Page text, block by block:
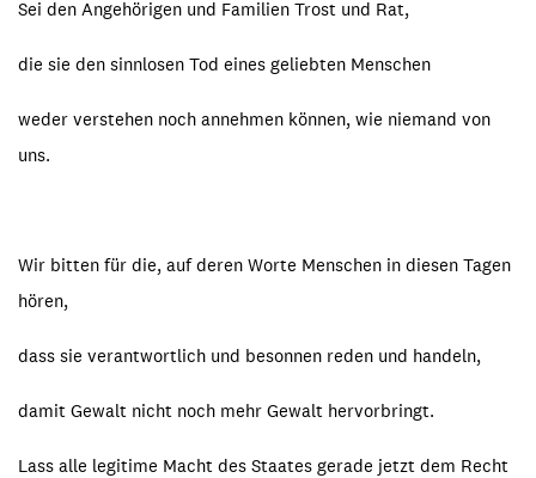
Sei den Angehörigen und Familien Trost und Rat,
die sie den sinnlosen Tod eines geliebten Menschen
weder verstehen noch annehmen können, wie niemand von
uns.
Wir bitten für die, auf deren Worte Menschen in diesen Tagen
hören,
dass sie verantwortlich und besonnen reden und handeln,
damit Gewalt nicht noch mehr Gewalt hervorbringt.
Lass alle legitime Macht des Staates gerade jetzt dem Recht